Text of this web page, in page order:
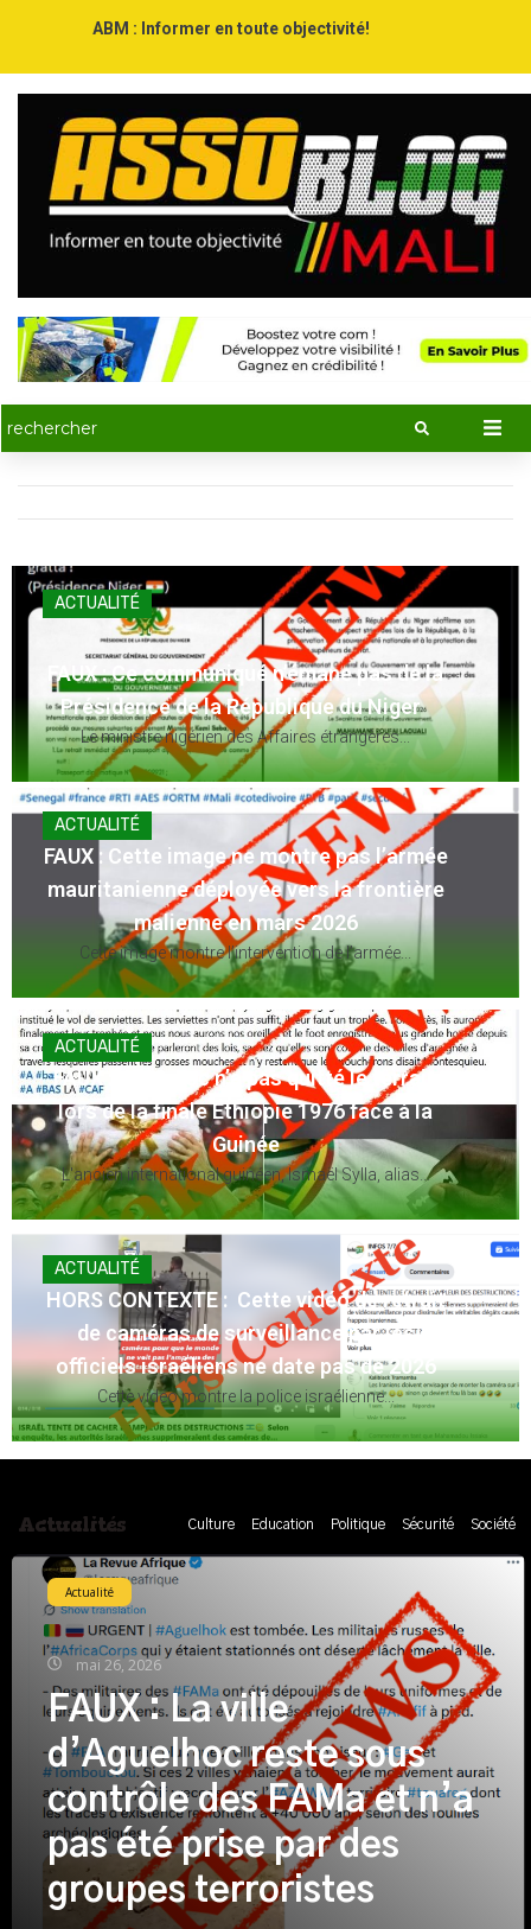
ABM : Informer en toute objectivité!
ACTUALITÉ
FAUX : Ce communiqué n’émane pas de la
Présidence de la République du Niger
Le ministre nigérien des Affaires étrangères...
ACTUALITÉ
FAUX : Cette image ne montre pas l’armée
mauritanienne déployée vers la frontière
malienne en mars 2026
Cette image montre l’intervention de l’armée...
ACTUALITÉ
FAUX : Le Maroc n’a pas quitté le terrain
lors de la finale Éthiopie 1976 face à la
Guinée
L'ancien international guinéen, Ismaël Sylla, alias...
ACTUALITÉ
HORS CONTEXTE : Cette vidéo de retrait
de caméras de surveillance par les
officiels israéliens ne date pas de 2026
Cette vidéo montre la police israélienne...
Actualités Culture Education Politique Sécurité Société
Actualité
mai 26, 2026
FAUX : La ville
d’Aguelhoc reste sous
contrôle des FAMa et n’a
pas été prise par des
groupes terroristes